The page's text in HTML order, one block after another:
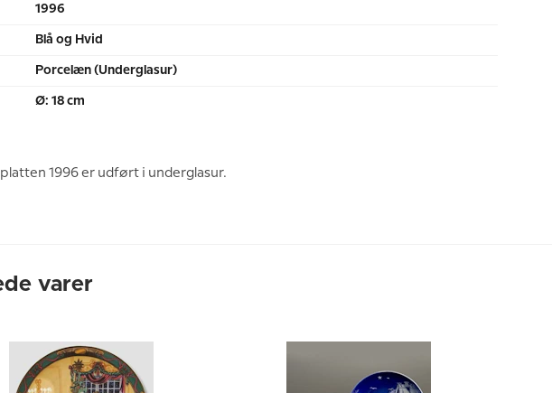
1996
Blå og Hvid
Porcelæn (Underglasur)
Ø: 18 cm
1996 er udført i underglasur.
varer